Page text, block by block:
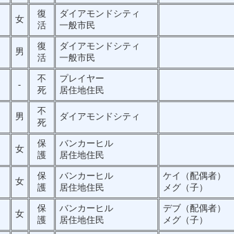
女
復
活
ダイアモンドシティ
一般市民
男
復
活
ダイアモンドシティ
一般市民
-
不
死
プレイヤー
居住地住民
男
不
死
ダイアモンドシティ
女
保
護
バンカーヒル
居住地住民
女
保
護
バンカーヒル
居住地住民
ケイ（配偶者）
メグ（子）
女
保
護
バンカーヒル
居住地住民
デブ（配偶者）
メグ（子）